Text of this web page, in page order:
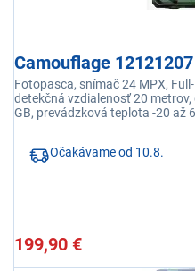
Camouflage
Fotopasca, snímač 24 MPX,
detekčná vzdialenosť 20 metrov,
GB, prevádzková teplota -20 až
Očakávame od 10.8.
199,90 €